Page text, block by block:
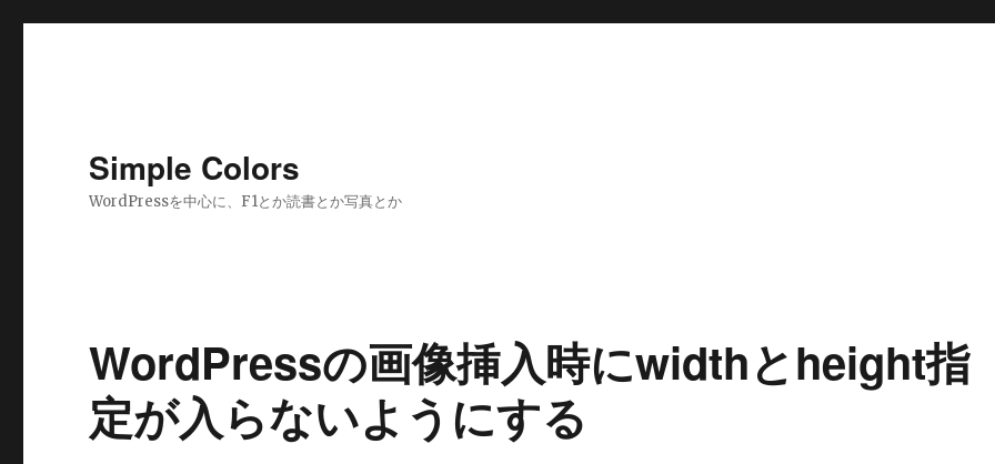
Simple Colors
WordPressを中心に、F1とか読書とか写真とか
WordPressの画像挿入時にwidthとheight指
定が入らないようにする